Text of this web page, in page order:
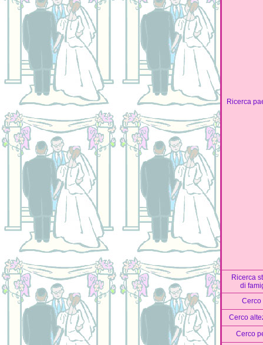
Ricerca
Ricerca
di
Cerco
Cerco
Cerco